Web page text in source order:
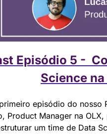
Episódio 5 -
Science
episódio do nosso
Product Manager na
um time de Data